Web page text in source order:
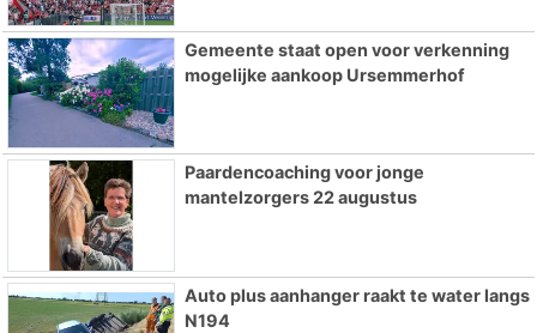
Gemeente staat open voor verkenning
mogelijke aankoop Ursemmerhof
Paardencoaching voor jonge
mantelzorgers 22 augustus
Auto plus aanhanger raakt te water langs
N194